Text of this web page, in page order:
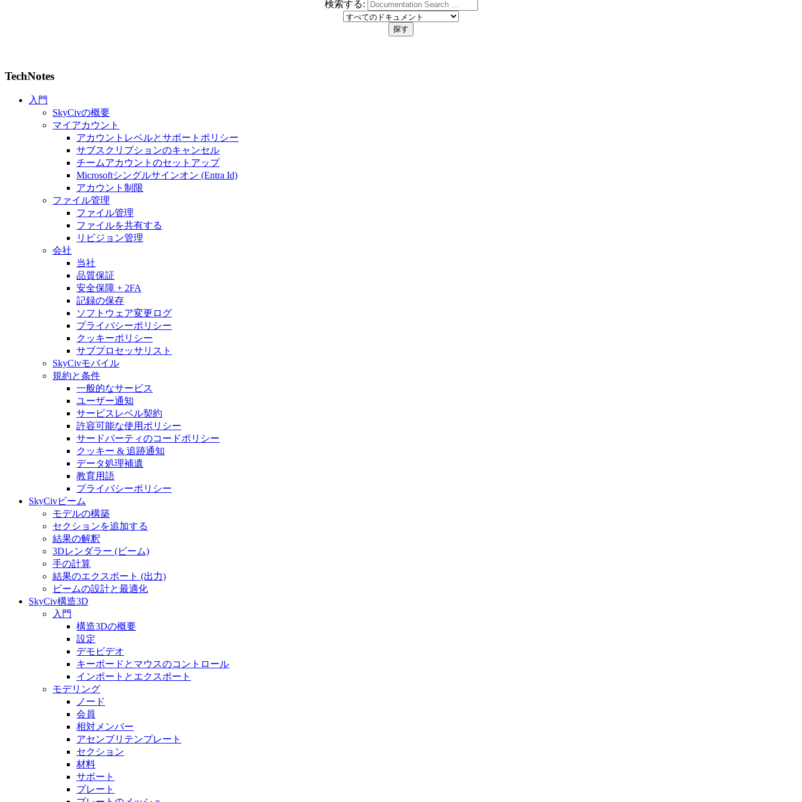
検索する:
TechNotes
入門
SkyCivの概要
マイアカウント
アカウントレベルとサポートポリシー
サブスクリプションのキャンセル
チームアカウントのセットアップ
Microsoftシングルサインオン (Entra Id)
アカウント制限
ファイル管理
ファイル管理
ファイルを共有する
リビジョン管理
会社
当社
品質保証
安全保障 + 2FA
記録の保存
ソフトウェア変更ログ
プライバシーポリシー
クッキーポリシー
サブプロセッサリスト
SkyCivモバイル
規約と条件
一般的なサービス
ユーザー通知
サービスレベル契約
許容可能な使用ポリシー
サードパーティのコードポリシー
クッキー & 追跡通知
データ処理補遺
教育用語
プライバシーポリシー
SkyCivビーム
モデルの構築
セクションを追加する
結果の解釈
3Dレンダラー (ビーム)
手の計算
結果のエクスポート (出力)
ビームの設計と最適化
SkyCiv構造3D
入門
構造3Dの概要
設定
デモビデオ
キーボードとマウスのコントロール
インポートとエクスポート
モデリング
ノード
会員
相対メンバー
アセンブリテンプレート
セクション
材料
サポート
プレート